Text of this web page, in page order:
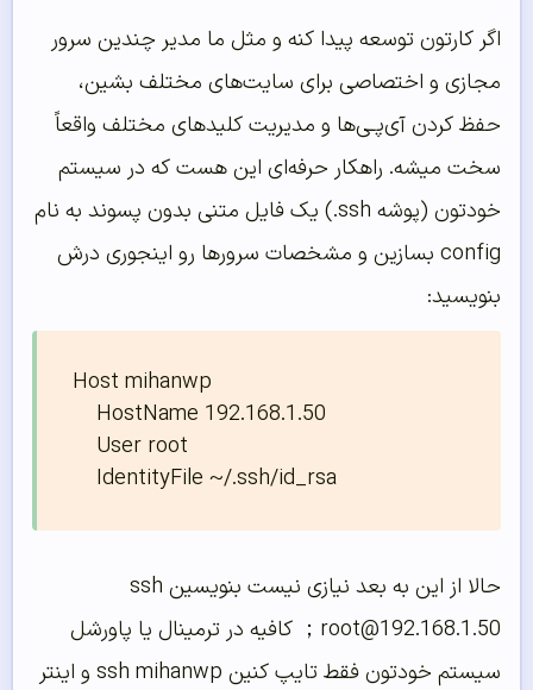
اگر کارتون توسعه پیدا کنه و مثل ما مدیر چندین سرور
مجازی و اختصاصی برای سایت‌های مختلف بشین،
حفظ کردن آی‌پـی‌ها و مدیریت کلیدهای مختلف واقعاً
سخت میشه. راهکار حرفه‌ای این هست که در سیستم
خودتون (پوشه ssh.) یک فایل متنی بدون پسوند به نام
config بسازین و مشخصات سرورها رو اینجوری درش
بنویسید:
Host mihanwp
حالا از این به بعد نیازی نیست بنویسین ssh
root@192.168.1.50 ； کافیه در ترمینال یا پاورشل
سیستم خودتون فقط تایپ کنین ssh mihanwp و اینتر